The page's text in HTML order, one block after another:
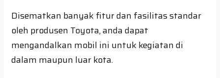
Disematkan banyak fitur dan fasilitas standar
oleh produsen Toyota, anda dapat
mengandalkan mobil ini untuk kegiatan di
dalam maupun luar kota.